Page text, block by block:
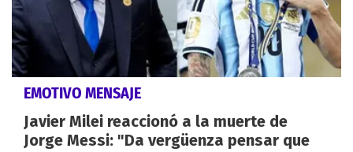
EMOTIVO MENSAJE
Javier Milei reaccionó a la muerte de
Jorge Messi: "Da vergüenza pensar que